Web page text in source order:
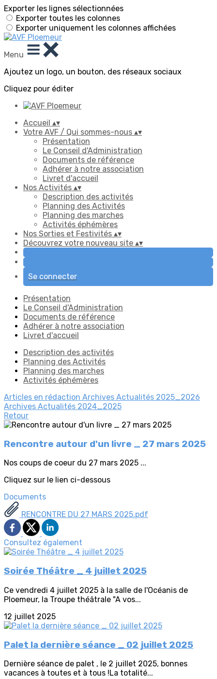
Exporter les lignes sélectionnées
Exporter toutes les colonnes
Exporter uniquement les colonnes affichées
Menu
Ajoutez un logo, un bouton, des réseaux sociaux
Cliquez pour éditer
Accueil ▴▾
Votre AVF / Qui sommes-nous ▴▾
Présentation
Le Conseil d'Administration
Documents de référence
Adhérer à notre association
Livret d'accueil
Nos Activités ▴▾
Description des activités
Planning des Activités
Planning des marches
Activités éphémères
Nos Sorties et Festivités ▴▾
Découvrez votre nouveau site ▴▾
Se connecter
Présentation
Le Conseil d'Administration
Documents de référence
Adhérer à notre association
Livret d'accueil
Description des activités
Planning des Activités
Planning des marches
Activités éphémères
Articles en rédaction Archives Actualités 2025_2026
Archives Actualités 2024_2025
Retour
Rencontre autour d'un livre _ 27 mars 2025
Nos coups de coeur du 27 mars 2025 ...
Cliquez sur le lien ci-dessous
Documents
RENCONTRE DU 27 MARS 2025.pdf
Consultez également
Soirée Théâtre _ 4 juillet 2025
Ce vendredi 4 juillet 2025 à la salle de l'Océanis de
Ploemeur, la Troupe théâtrale "A vos...
12 juillet 2025
Palet la dernière séance _ 02 juillet 2025
Dernière séance de palet , le 2 juillet 2025, bonnes
vacances à toutes et à tous !La totalité...